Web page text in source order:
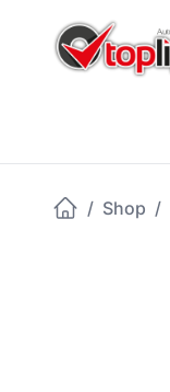
/ Shop /